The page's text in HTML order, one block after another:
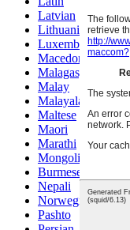
Latvian
Lithuanian
Luxembou..
Macedonian
Malagasy
Malay
Malayalam
Maltese
Maori
Marathi
Mongolian
Burmese
Nepali
Norwegian
Pashto